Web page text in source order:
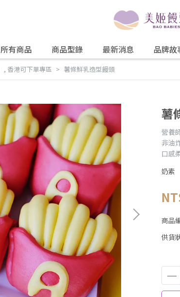
所有商品 商品型錄 最新消息 品牌故
, 香港可下單專區 薯條鮮乳造型饅頭
薯
營養
非油
口感
奶素
商品
供貨